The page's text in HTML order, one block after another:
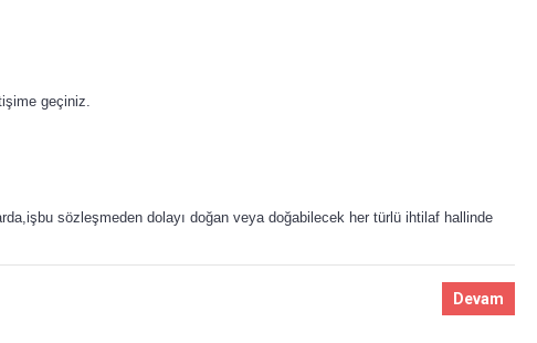
geçiniz.
sözleşmeden dolayı doğan veya doğabilecek her türlü ihtilaf hallinde
Devam